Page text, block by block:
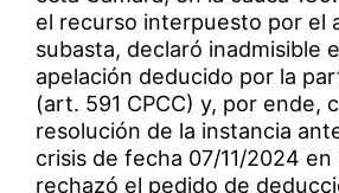
el recurso interpuesto por el
subasta, declaró inadmisible
apelación deducido por la
(art. 591 CPCC) y, por ende,
resolución de la instancia
crisis de fecha 07/11/2024
rechazó el pedido de